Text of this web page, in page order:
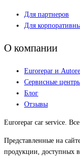
Для партнеров
Для
О компании
Eurorepar и
Сервисные
Блог
Отзывы
Eurorepar car service.
Представленные на
продукции, доступных